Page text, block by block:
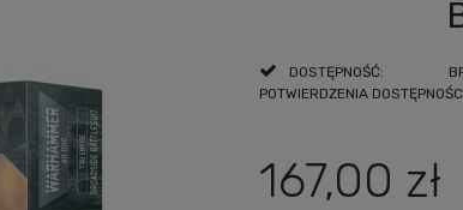
DOSTĘPNOŚĆ:
POTWIERDZENIA
167,00 zł